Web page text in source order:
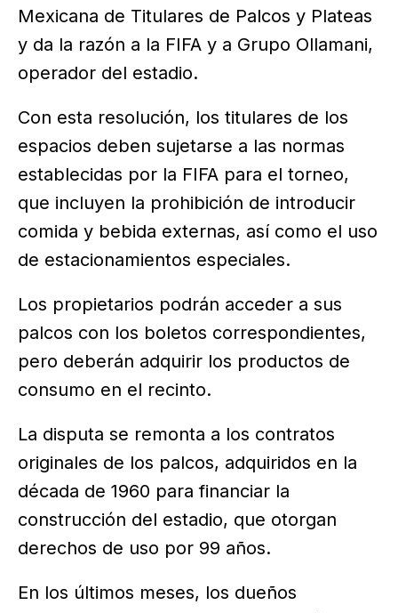
Mexicana de Titulares de Palcos y Plateas
y da la razón a la FIFA y a Grupo Ollamani,
operador del estadio.
Con esta resolución, los titulares de los
espacios deben sujetarse a las normas
establecidas por la FIFA para el torneo,
que incluyen la prohibición de introducir
comida y bebida externas, así como el uso
de estacionamientos especiales.
Los propietarios podrán acceder a sus
palcos con los boletos correspondientes,
pero deberán adquirir los productos de
consumo en el recinto.
La disputa se remonta a los contratos
originales de los palcos, adquiridos en la
década de 1960 para financiar la
construcción del estadio, que otorgan
derechos de uso por 99 años.
En los últimos meses, los dueños